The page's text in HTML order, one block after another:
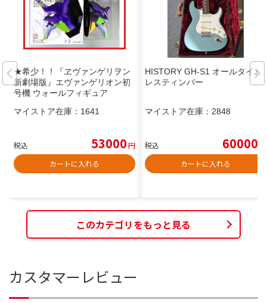
★希少！！『ヱヴァンゲリヲン
新劇場版』エヴァンゲリオン初
号機 ウォールフィギュア
マイストア在庫： 1641
税込 53000円
カートに入れる
HISTORY GH-S1 オールタイム
レスティンバー
マイストア在庫： 2848
税込 60000
カートに入れる
このカテゴリをもっと見る
カスタマーレビュー